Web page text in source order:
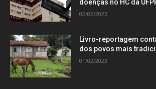
doenças no HC da
02/02/2023
Livro-reportagem
dos povos mais
01/02/2023